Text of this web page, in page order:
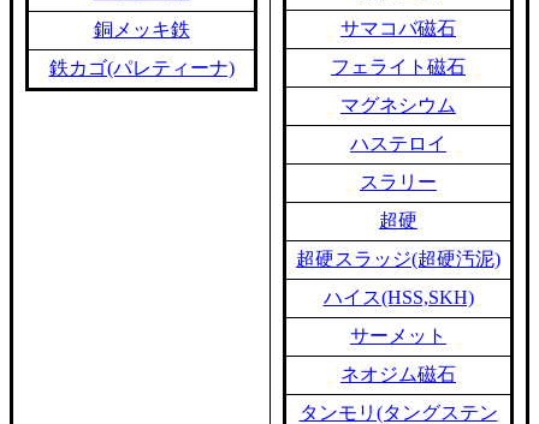
銅メッキ鉄
鉄カゴ(パレティーナ)
サマコバ磁石
フェライト磁石
マグネシウム
ハステロイ
スラリー
超硬
超硬スラッジ(超硬汚泥)
ハイス(HSS,SKH)
サーメット
ネオジム磁石
タンモリ(タングステン